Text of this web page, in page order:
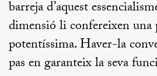
barreja d’aquest
dimensió li confereixen una
potentíssima. Haver-la
pas en garanteix la seva